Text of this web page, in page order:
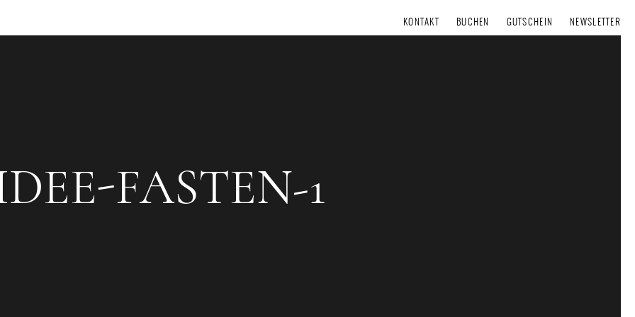
KONTAKT BUCHEN GUTSCHEIN NEWSLETTER
FASTEN-1